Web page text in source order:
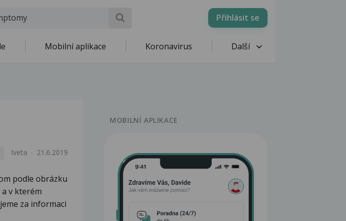
Přihlásit se
Mobilní aplikace Koronavirus Další
Iveta 21.6.2019
podle obrázku
v kterém
za informaci
MOBILNÍ APLIKACE